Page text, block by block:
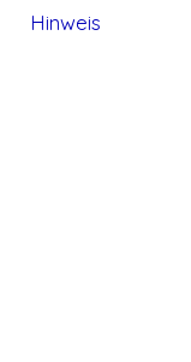
Hinweis